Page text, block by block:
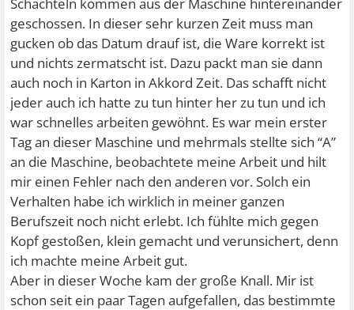
geschossen. In dieser sehr kurzen Zeit muss man
gucken ob das Datum drauf ist, die Ware korrekt ist
und nichts zermatscht ist. Dazu packt man sie dann
auch noch in Karton in Akkord Zeit. Das schafft nicht
jeder auch ich hatte zu tun hinter her zu tun und ich
war schnelles arbeiten gewöhnt. Es war mein erster
Tag an dieser Maschine und mehrmals stellte sich “A”
an die Maschine, beobachtete meine Arbeit und hilt
mir einen Fehler nach den anderen vor. Solch ein
Verhalten habe ich wirklich in meiner ganzen
Berufszeit noch nicht erlebt. Ich fühlte mich gegen
Kopf gestoßen, klein gemacht und verunsichert, denn
ich machte meine Arbeit gut.
Aber in dieser Woche kam der große Knall. Mir ist
schon seit ein paar Tagen aufgefallen, das bestimmte